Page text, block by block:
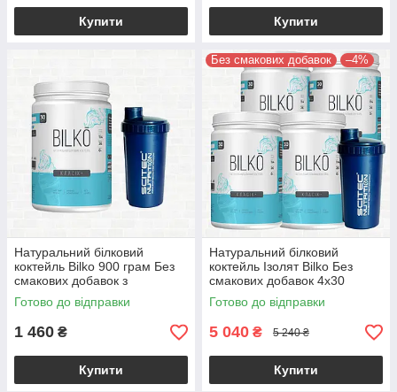
Купити Купити
Натуральний білковий
коктейль Bilko 900 грам Без
смакових добавок з
Шейкером у комплекті
Готово до відправки
1 460 ₴
Купити
Без смакових добавок –4%
Натуральний білковий
коктейль Ізолят Bilko Без
смакових добавок 4х30
порцій + Шейкер
Готово до відправки
5 040 ₴ 5 240 ₴
Купити